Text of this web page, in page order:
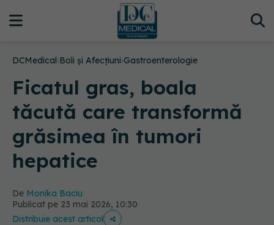
DCMedical›Boli și Afecțiuni›Gastroenterologie
Ficatul gras, boala
tăcută care transformă
grăsimea în tumori
hepatice
De Monika Baciu
Publicat pe 23 mai 2026, 10:30
Distribuie acest articol